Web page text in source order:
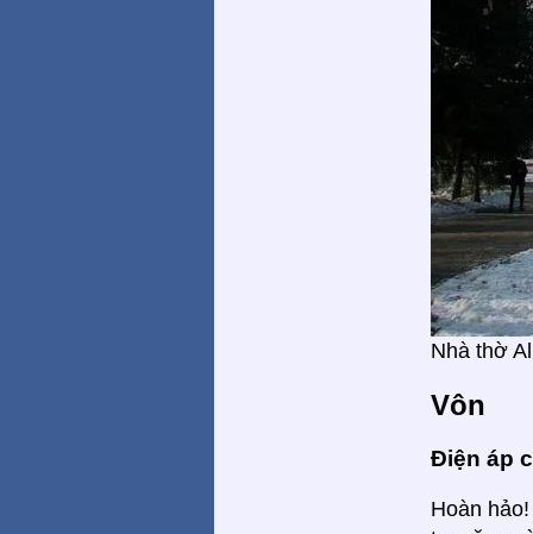
Nhà thờ
Vôn
Điện áp
Hoàn